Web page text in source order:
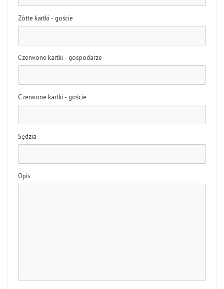
Zółte kartki - goście
Czerwone kartki - gospodarze
Czerwone kartki - goście
Sędzia
Opis